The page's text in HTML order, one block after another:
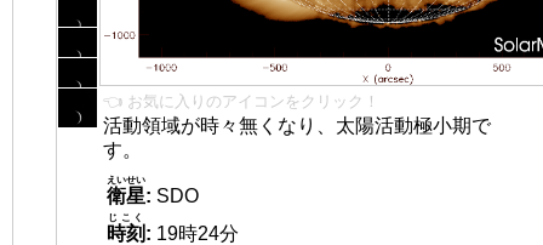
👈 お気に入りのアイコンをクリック！
活動領域が時々無くなり、太陽活動極小期で
す。
衛星
えいせい
: SDO
時刻
じこく
: 19時24分